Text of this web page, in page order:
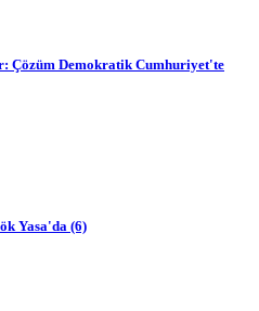
Çözüm Demokratik Cumhuriyet'te
Yasa'da (6)